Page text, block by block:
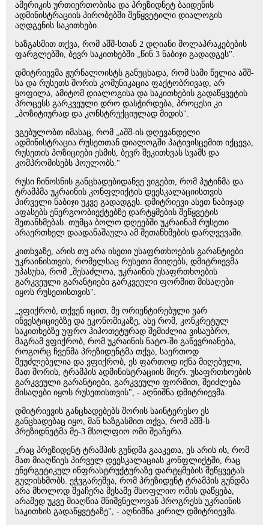
ამერიკის ურთიერთობისა და პრეზიდნეტ ბაიდენის
ადმინისტრაციის პირობებში შეწყვეტილი დიალოგის
აღდგენის საკითხები.
ხაზგასმით თქვა, რომ აშშ-სთან 2 დღიანი მოლაპრაკებების
ფარგლებში, ბევრ საკითხებში „წინ 3 ნაბიჯი გადადგეს".
დმიტრიევმა ჟურნალოისტს განუცხადა, რომ სამი წელია აშშ-
სა და რუსეთს შორის კომუნიკაცია ფაქტობრივად, არ
ყოფილა, ამიტომ დიალოგისა და საკითხების გადაწყვეტის
პროცესს გარკვეული დრო დასჭირდება, პროცესი კი
„პოზიტიურად და კონსტრუქციულად მიდის".
ვგებულობთ იმასაც, რომ „აშშ-ის დღევანდელი
ადმინისტრაცია რუსეთთან დიალოგში პატივისცემით იქცევა,
რუსეთის პოზიციები ესმის, ბევრ შეკითხვას სვამს და
კომპრომისებს პოულობს."
რუსი ჩინოსნის განცხადებიდანვე ვიგებთ, რომ პუტინმა და
ტრამპმა უკრაინის კონფლიქტის დეესკალაციისთვის
პირველი ნაბიჯი უკვე გადადგეს. დმიტრიევი ასეთ ნაბიჯად
აფასებს ენერგოობიექტებზე დარტყმების შეწყვეტის
შეთანხმებას. თუმცა ბოლო დღეებში უკრაინამ რუსეთი
არაერთხელ დაადანაშაულა ამ შეთანხმების დარღვევაში.
კითხვაზე, არის თუ არა ისეთი უსაფრთხოების გარანტიები
უკრაინისთვის, რომელსაც რუსეთი მიიღებს, დმიტრიევმა
უპასუხა, რომ „შესაძლოა, უკრაინის უსაფრთხოების
გარკვეული გარანტიები გარკვეული ფორმით მისაღები
იყოს რუსეთისთვის".
„ვფიქრობ, თქვენ იცით, მე ორიენტირებული ვარ
ინვესტიციებზე და ეკონომიკაზე, ასე რომ, კონკრეტულ
საკითხებზე უფრო ჰიპოთეტურად შემიძლია ვისაუბრო,
მაგრამ ვფიქრობ, რომ უკრაინის ნატო-ში გაწევრიანება,
როგორც ჩვენმა პრეზიდენტმა თქვა, საერთოდ
შეუძლებელია და ვფიქრობ, ეს ფართოდ იქნა მიღებული,
მათ შორის, ტრამპის ადმინისტრაციის მიერ. უსაფრთხოების
გარკვეული გარანტიები, გარკვეული ფორმით, შეიძლება
მისაღები იყოს რუსეთისთვის", - აღნიშნა დმიტრიევმა.
დმიტრიევის განცხადებებს შორის საინტერესო ეს
განცხადებაც იყო, მან ხაზგასმით თქვა, რომ აშშ-ს
პრეზიდნეტმა მე-3 მსოლფიო ომი შეაჩერა.
„რაც პრეზიდენტ ტრამპის გუნდმა გააკეთა, ეს არის ის, რომ
მათ მიაღწიეს პირველ დეესკალაციას კონფლიქტში, რაც
ენერგეტიკულ ინფრასტრუქტურაზე დარტყმების შეწყვეტას
გულისხმობს. ეჭვგარეშეა, რომ პრეზიდენტ ტრამპის გუნდმა
არა მხოლოდ შეაჩერა მესამე მსოფლიო ომის დაწყება,
არამედ უკვე მიაღწია მნიშვნელოვან პროგრესს უკრაინის
საკითხის გადაწყვეტაზე", - აღნიშნა კირილ დმიტრიევმა.